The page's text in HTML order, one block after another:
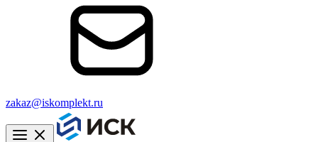
zakaz@iskomplekt.ru